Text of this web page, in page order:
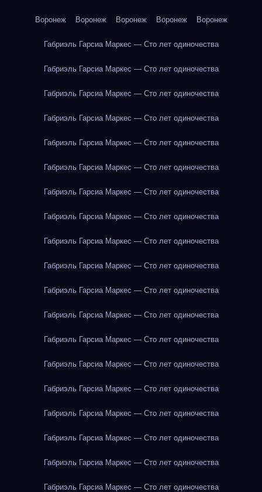
Воронеж Воронеж Воронеж Воронеж Воронеж
Габриэль Гарсиа Маркес — Сто лет одиночества
Габриэль Гарсиа Маркес — Сто лет одиночества
Габриэль Гарсиа Маркес — Сто лет одиночества
Габриэль Гарсиа Маркес — Сто лет одиночества
Габриэль Гарсиа Маркес — Сто лет одиночества
Габриэль Гарсиа Маркес — Сто лет одиночества
Габриэль Гарсиа Маркес — Сто лет одиночества
Габриэль Гарсиа Маркес — Сто лет одиночества
Габриэль Гарсиа Маркес — Сто лет одиночества
Габриэль Гарсиа Маркес — Сто лет одиночества
Габриэль Гарсиа Маркес — Сто лет одиночества
Габриэль Гарсиа Маркес — Сто лет одиночества
Габриэль Гарсиа Маркес — Сто лет одиночества
Габриэль Гарсиа Маркес — Сто лет одиночества
Габриэль Гарсиа Маркес — Сто лет одиночества
Габриэль Гарсиа Маркес — Сто лет одиночества
Габриэль Гарсиа Маркес — Сто лет одиночества
Габриэль Гарсиа Маркес — Сто лет одиночества
Габриэль Гарсиа Маркес — Сто лет одиночества